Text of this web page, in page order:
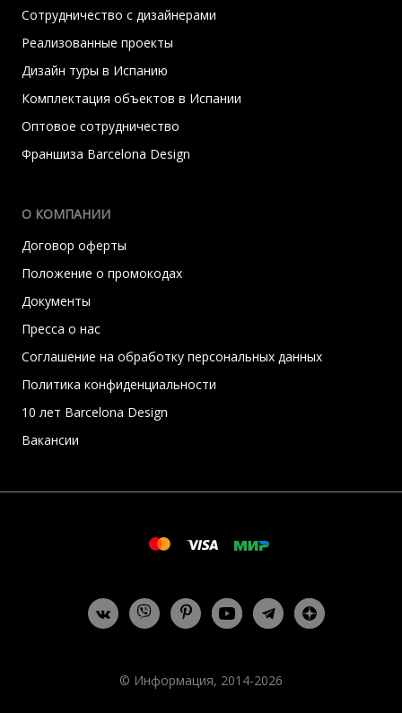
Сотрудничество с дизайнерами
Реализованные проекты
Дизайн туры в Испанию
Комплектация объектов в Испании
Оптовое сотрудничество
Франшиза Barcelona Design
О КОМПАНИИ
Договор оферты
Положение о промокодах
Документы
Пресса о нас
Соглашение на обработку персональных данных
Политика конфиденциальности
10 лет Barcelona Design
Вакансии
© Информация, 2014-2026